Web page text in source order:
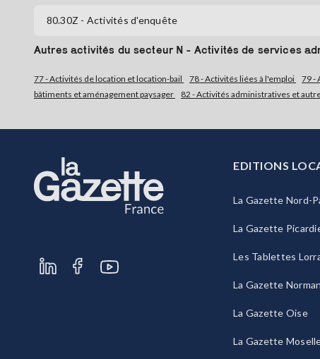
80.30Z - Activités d'enquête
Autres activités du secteur N - Activités de services
77 - Activités de location et location-bail 78 - Activités liées à l'emploi 79 -
bâtiments et aménagement paysager
82 - Activités administratives et
EDITIONS
La Gazette Nord-
La Gazette
Les Tablettes
La Gazette
La Gazette Oise
La Gazette